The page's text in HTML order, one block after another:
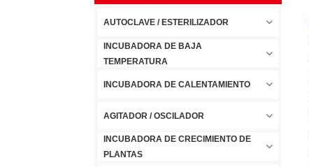
AUTOCLAVE / ESTERILIZADOR
INCUBADORA DE BAJA
TEMPERATURA
INCUBADORA DE CALENTAMIENTO
AGITADOR / OSCILADOR
INCUBADORA DE CRECIMIENTO DE
PLANTAS